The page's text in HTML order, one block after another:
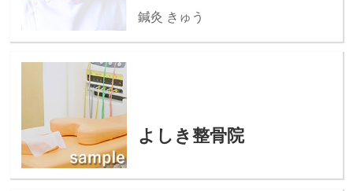
鍼灸 きゅう
よしき整骨院